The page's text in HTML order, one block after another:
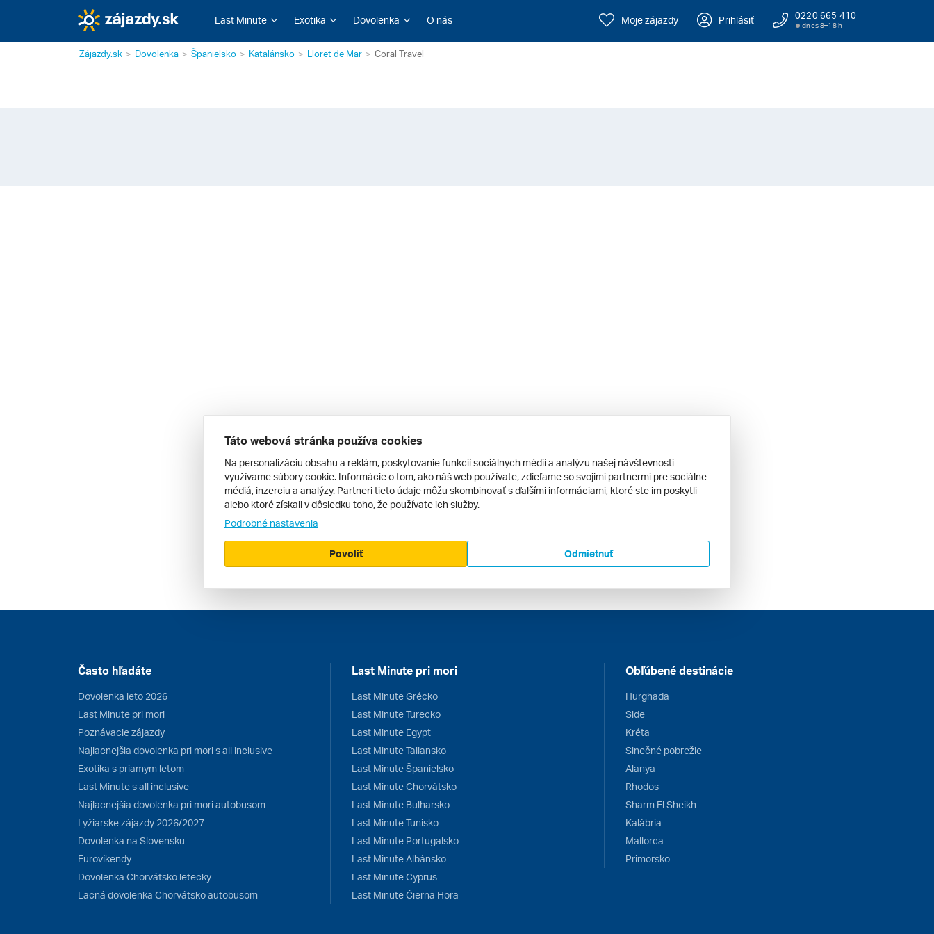
Last Minute Exotika Dovolenka O nás Moje zájazdy Prihlásiť 0220 665 410
dnes 8–18 h
Zájazdy.sk Dovolenka Španielsko Katalánsko Lloret de Mar Coral Travel
Často hľadáte
Dovolenka leto 2026
Last Minute pri mori
Poznávacie zájazdy
Najlacnejšia dovolenka pri mori s all inclusive
Exotika s priamym letom
Last Minute s all inclusive
Najlacnejšia dovolenka pri mori autobusom
Lyžiarske zájazdy 2026/2027
Dovolenka na Slovensku
Eurovíkendy
Dovolenka Chorvátsko letecky
Lacná dovolenka Chorvátsko autobusom
Last Minute pri mori
Last Minute Grécko
Last Minute Turecko
Last Minute Egypt
Last Minute Taliansko
Last Minute Španielsko
Last Minute Chorvátsko
Last Minute Bulharsko
Last Minute Tunisko
Last Minute Portugalsko
Last Minute Albánsko
Last Minute Cyprus
Last Minute Čierna Hora
Obľúbené destinácie
Hurghada
Side
Kréta
Slnečné pobrežie
Alanya
Rhodos
Sharm El Sheikh
Kalábria
Mallorca
Primorsko
Táto webová stránka používa cookies
Na personalizáciu obsahu a reklám, poskytovanie funkcií sociálnych médií a analýzu našej návštevnosti
využívame súbory cookie. Informácie o tom, ako náš web používate, zdieľame so svojimi partnermi pre sociálne
médiá, inzerciu a analýzy. Partneri tieto údaje môžu skombinovať s ďalšími informáciami, ktoré ste im poskytli
alebo ktoré získali v dôsledku toho, že používate ich služby.
Podrobné nastavenia
Odmietnuť
Povoliť